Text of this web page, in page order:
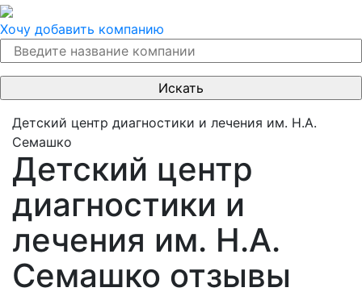
Хочу добавить компанию
Детский центр диагностики и лечения им. Н.А.
Семашко
Детский центр
диагностики и
лечения им. Н.А.
Семашко отзывы